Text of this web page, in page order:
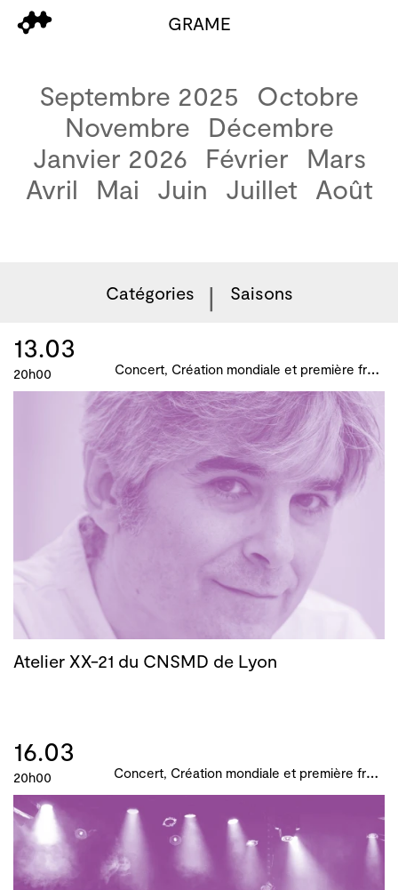
GRAME
Septembre 2025
Octobre
Novembre
Décembre
Janvier 2026
Février
Mars
Avril
Mai Juin Juillet Août
Catégories Saisons
13.03
20h00 C
oncert, Création mondiale et première française, B!ME 2024
Atelier XX-21 du CNSMD de Lyon
16.03
20h00 C
oncert, Création mondiale et première française, B!ME 2024